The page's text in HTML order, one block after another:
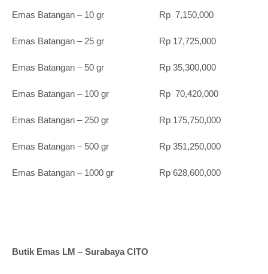
Emas Batangan – 10 gr Rp 7,150,000
Emas Batangan – 25 gr Rp 17,725,000
Emas Batangan – 50 gr Rp 35,300,000
Emas Batangan – 100 gr Rp 70,420,000
Emas Batangan – 250 gr Rp 175,750,000
Emas Batangan – 500 gr Rp 351,250,000
Emas Batangan – 1000 gr Rp 628,600,000
Butik Emas LM – Surabaya CITO